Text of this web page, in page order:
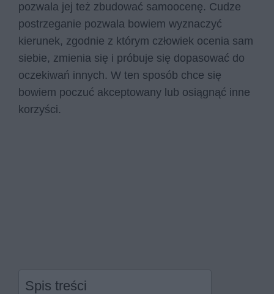
pozwala jej też zbudować samoocenę. Cudze
postrzeganie pozwala bowiem wyznaczyć
kierunek, zgodnie z którym człowiek ocenia sam
siebie, zmienia się i próbuje się dopasować do
oczekiwań innych. W ten sposób chce się
bowiem poczuć akceptowany lub osiągnąć inne
korzyści.
Spis treści